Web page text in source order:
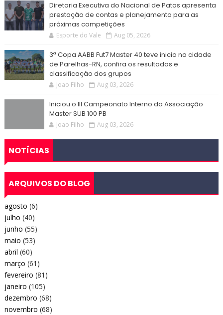
Diretoria Executiva do Nacional de Patos apresenta
prestação de contas e planejamento para as
próximas competições
Esporte do Vale Aug 05, 2026
3ª Copa AABB Fut7 Master 40 teve inicio na cidade
de Parelhas-RN, confira os resultados e
classificação dos grupos
Joao Filho Aug 03, 2026
Iniciou o III Campeonato Interno da Associação
Master SUB 100 PB
Joao Filho Aug 03, 2026
NOTÍCIAS
ARQUIVOS DO BLOG
agosto (6)
julho (40)
junho (55)
maio (53)
abril (60)
março (61)
fevereiro (81)
janeiro (105)
dezembro (68)
novembro (68)